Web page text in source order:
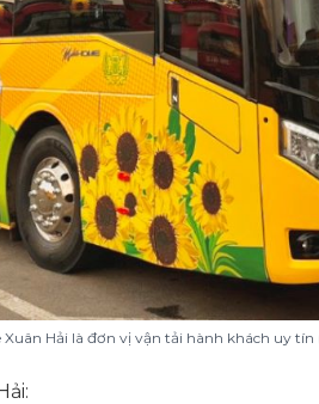
Xuân Hải là đơn vị vận tải hành khách uy tín